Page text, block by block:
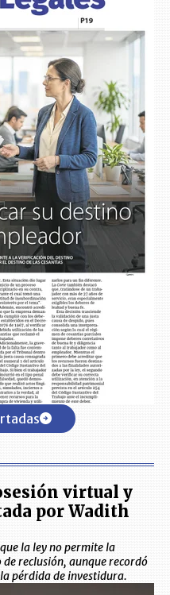
virtual y
por Wadith
la ley no permite la
reclusión, aunque recordó
pérdida de investidura.